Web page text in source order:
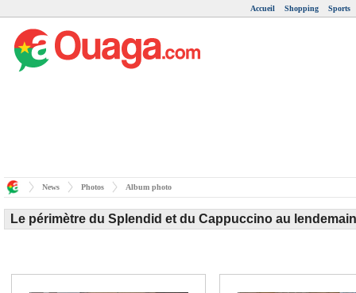
Accueil Shopping Sports
News Photos Album photo
Le périmètre du Splendid et du Cappuccino au